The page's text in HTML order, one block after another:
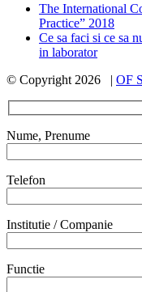
The International
Practice” 2018
Ce sa faci si ce sa
in laborator
© Copyright 2026 | OF
Nume, Prenume
Telefon
Institutie / Companie
Functie